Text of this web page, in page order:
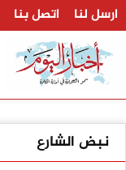
ارسل لنا اتصل بنا
نبض الشارع